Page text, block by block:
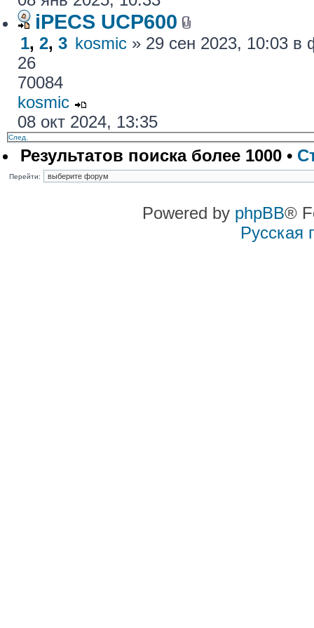
iPECS UCP600
1, 2, 3 kosmic » 29 сен 2023, 10:03
26
70084
kosmic
08 окт 2024, 13:35
След.
Результатов поиска более 1000 •
Перейти:
Powered by phpBB®
Русская